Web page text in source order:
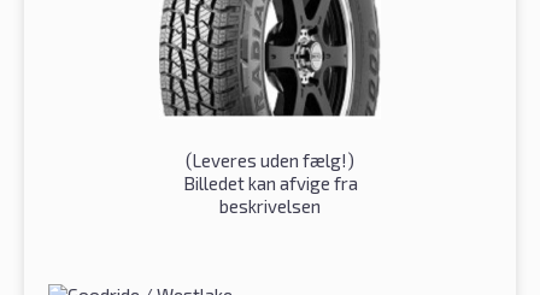
(Leveres uden fælg!)
Billedet kan afvige fra
beskrivelsen